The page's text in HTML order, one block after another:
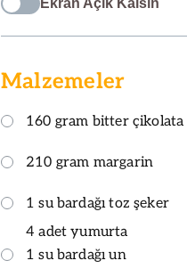
Ekran Açık Kalsın
Malzemeler
160 gram bitter çikolata
210 gram margarin
1 su bardağı toz şeker
4 adet yumurta
1 su bardağı un